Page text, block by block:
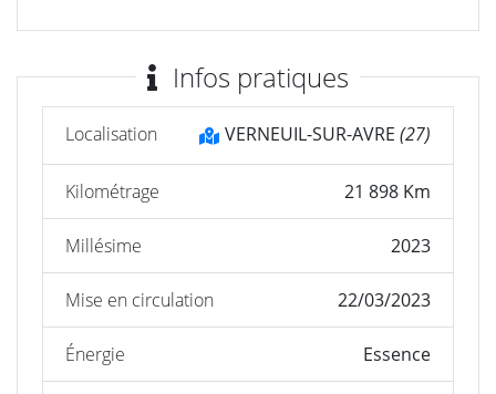
Infos pratiques
Localisation VERNEUIL-SUR-AVRE (27)
Kilométrage 21 898 Km
Millésime 2023
Mise en circulation 22/03/2023
Énergie Essence